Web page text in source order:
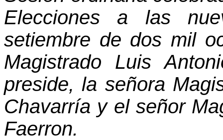
Elecciones a las
setiembre de dos mil
Magistrado Luis
preside, la señora
Chavarría y el señor
Faerron.